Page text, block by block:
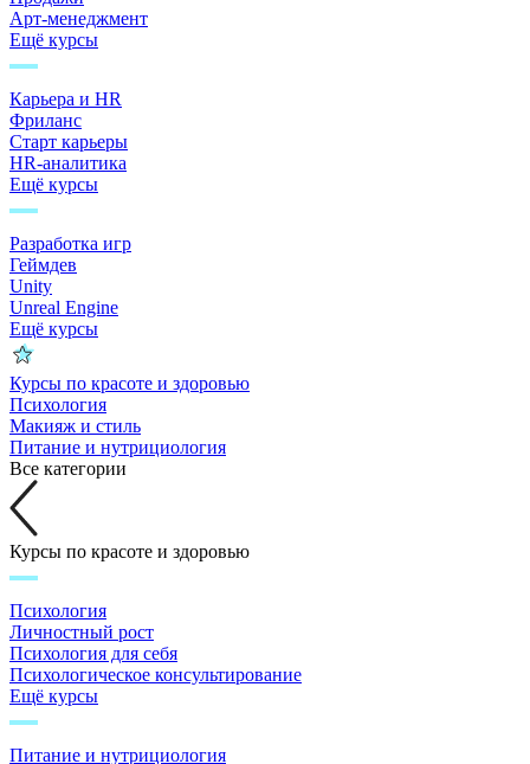
Арт-менеджмент
Ещё курсы
Карьера и HR
Фриланс
Старт карьеры
HR-аналитика
Ещё курсы
Разработка игр
Геймдев
Unity
Unreal Engine
Ещё курсы
Курсы по красоте и здоровью
Психология
Макияж и стиль
Питание и нутрициология
Все категории
Курсы по красоте и здоровью
Психология
Личностный рост
Психология для себя
Психологическое консультирование
Ещё курсы
Питание и нутрициология